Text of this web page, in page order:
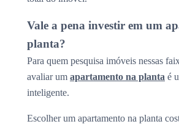
Vale a pena investir em um
planta?
Para quem pesquisa imóveis nessas
avaliar um apartamento na planta é
inteligente.
Escolher um apartamento na planta